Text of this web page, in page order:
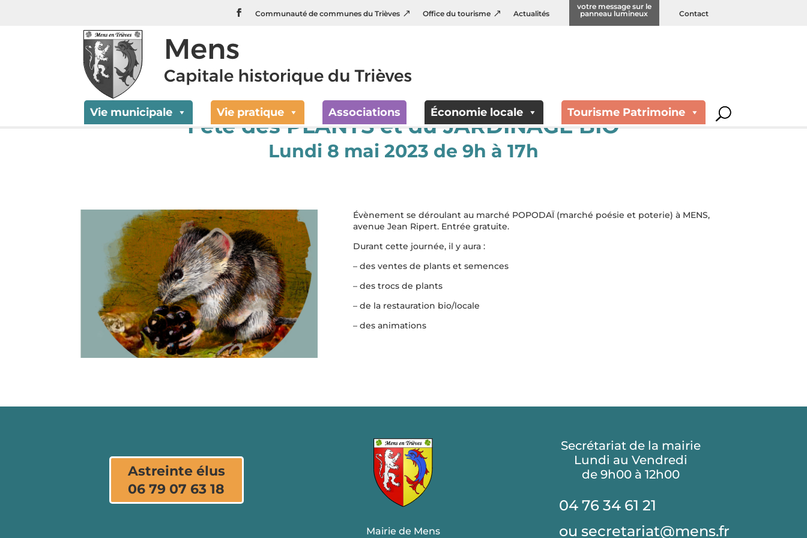
Communauté de communes du Trièves Office du tourisme Actualités
votre message sur le
panneau lumineux
Contact
Vie municipale Vie pratique Associations Économie locale Tourisme Patrimoine
Fête des PLANTS et du JARDINAGE BIO
Lundi 8 mai 2023 de 9h à 17h
Évènement se déroulant au marché POPODAÏ (marché poésie et poterie) à MENS,
avenue Jean Ripert. Entrée gratuite.
Durant cette journée, il y aura :
– des ventes de plants et semences
– des trocs de plants
– de la restauration bio/locale
– des animations
Astreinte élus
06 79 07 63 18
Mairie de Mens
Secrétariat de la mairie
Lundi au Vendredi
de 9h00 à 12h00
04 76 34 61 21
ou secretariat@mens.fr